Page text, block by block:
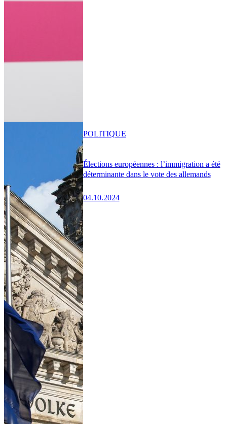
Élections européennes : l’immigration a été
déterminante dans le vote des allemands
04.10.2024
POLITIQUE